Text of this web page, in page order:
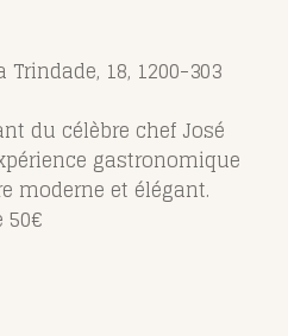
Trindade, 18, 1200-303
du célèbre chef José
gastronomique
moderne et élégant.
50€